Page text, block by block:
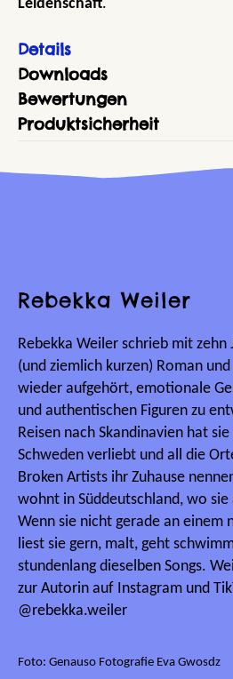
Leidenschaft.
Details
Downloads
Bewertungen
Produktsicherheit
Rebekka Weiler
Rebekka Weiler schrieb mit zehn
(und ziemlich kurzen) Roman
wieder aufgehört, emotionale
und authentischen Figuren zu
Reisen nach Skandinavien hat
Schweden verliebt und all die
Broken Artists ihr Zuhause
wohnt in Süddeutschland, wo
Wenn sie nicht gerade an einem
liest sie gern, malt, geht
stundenlang dieselben Songs.
zur Autorin auf Instagram und
@rebekka.weiler
Foto: Genauso Fotografie Eva Gwosdz